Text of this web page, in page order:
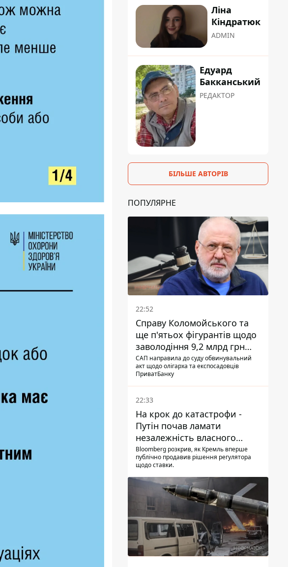
Ліна
Кіндратюк
ADMIN
Едуард
Бакканський
РЕДАКТОР
БІЛЬШЕ АВТОРІВ
ПОПУЛЯРНЕ
22:52
Справу Коломойського та
ще п'ятьох фігурантів щодо
заволодіння 9,2 млрд грн
ПриватБанку скерували до
суду
САП направила до суду обвинувальний
акт щодо олігарха та експосадовців
ПриватБанку
22:33
На крок до катастрофи -
Путін почав ламати
незалежність власного
Центробанку, змусивши
знизити базову ставку
Bloomberg розкрив, як Кремль вперше
публічно продавив рішення регулятора
щодо ставки.